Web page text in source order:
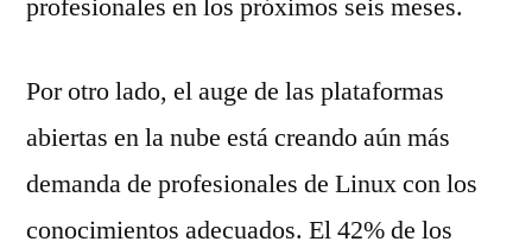
profesionales en los próximos seis meses.
Por otro lado, el auge de las plataformas
abiertas en la nube está creando aún más
demanda de profesionales de Linux con los
conocimientos adecuados. El 42% de los